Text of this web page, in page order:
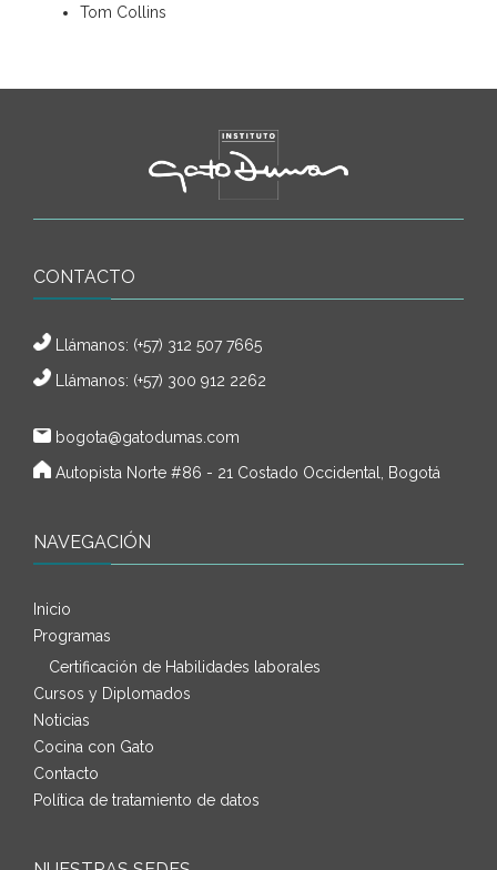
Tom Collins
CONTACTO
Llámanos: (+57) 312 507 7665
Llámanos: (+57) 300 912 2262
bogota@gatodumas.com
Autopista Norte #86 - 21 Costado Occidental, Bogotá
NAVEGACIÓN
Inicio
Programas
Certificación de Habilidades laborales
Cursos y Diplomados
Noticias
Cocina con Gato
Contacto
Política de tratamiento de datos